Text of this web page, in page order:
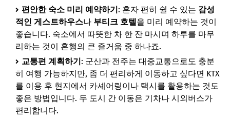
편안한 숙소 미리 예약하기: 혼자 편히 쉴 수 있는 감성
적인 게스트하우스나 부티크 호텔을 미리 예약하는 것이
좋습니다. 숙소에서 따뜻한 차 한 잔 마시며 하루를 마무
리하는 것이 혼행의 큰 즐거움 중 하나죠.
교통편 계획하기: 군산과 전주는 대중교통으로도 충분
히 여행 가능하지만, 좀 더 편리하게 이동하고 싶다면 KTX
를 이용 후 현지에서 카셰어링이나 택시를 활용하는 것도
좋은 방법입니다. 두 도시 간 이동은 기차나 시외버스가
편리합니다.